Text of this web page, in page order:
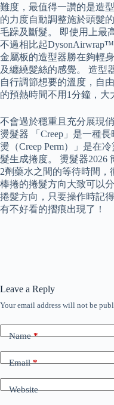
難度，最值得一讚的是造
的力度自動調整施於頭髮
毛躁及斷髮。 即使用上最
不過相比起
金屬板的造型器勝在夠輕
及纏繞髮絲的感覺。 造型
自行調節想要的溫度，自
的預熱時間不用1分鐘，大
不會過於穩重且充分展現
燙髮器 「Creep」是一種
燙（Creep Perm）」是在
髮生成捲度。 燙髮器2026
2劑藥水之間的等待時間
棒捲的捲髮方向大致可以
捲髮方向，只要操作時記
有不好看的摺痕出現了！
Leave a Reply
Your email address will not be
Name*
Email*
Website